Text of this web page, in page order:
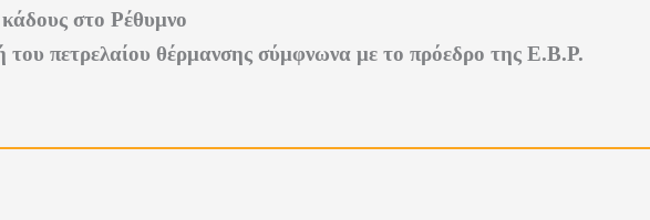
στο Ρέθυμνο
του πετρελαίου θέρμανσης σύμφνωνα με το πρόεδρο της Ε.Β.Ρ.